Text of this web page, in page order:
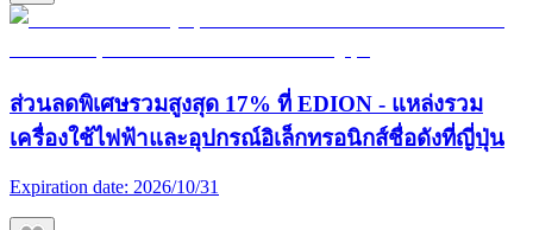
ส่วนลดพิเศษรวมสูงสุด 17% ที่ EDION - แหล่งรวม
เครื่องใช้ไฟฟ้าและอุปกรณ์อิเล็กทรอนิกส์ชื่อดังที่ญี่ปุ่น
Expiration date: 2026/10/31